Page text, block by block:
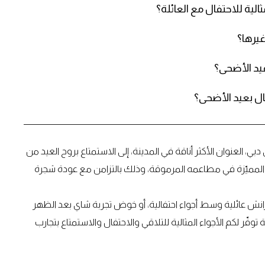
الأضحى؟
بعيد الأضحى؟
العنوان الأكثر أناقة في المدينة، إلى الاستمتاع بروح العيد من
في مطاعمه المرموقة، وذلك بالتزامن مع عودة شجرة
عائلية وسط أجواء احتفالية، أو خوض تجربة شاي بعد الظهر
لكم الأجواء المثالية للتلاقي والاحتفال والاستمتاع بتجارب